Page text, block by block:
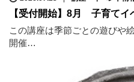
【受付開始】8月 子育てイ
この講座は季節ごとの遊びや
開催…